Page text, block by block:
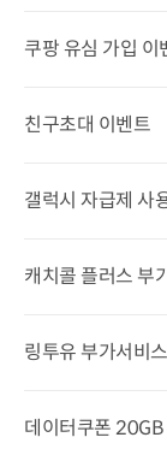
쿠팡 유심 가입 이
쿠팡 유심 가입 이
친구초대 이벤트
친구초대 이벤트
갤럭시 자급제 사
갤럭시 자급제 사
캐치콜 플러스 부
캐치콜 플러스 부
링투유 부가서비
링투유 부가서비
데이터쿠폰
데이터쿠폰 20GB